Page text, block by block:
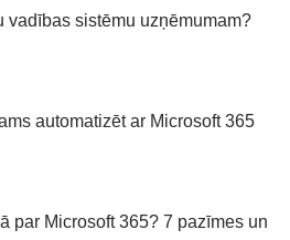
vadības sistēmu uzņēmumam?
automatizēt ar Microsoft 365
par Microsoft 365? 7 pazīmes un